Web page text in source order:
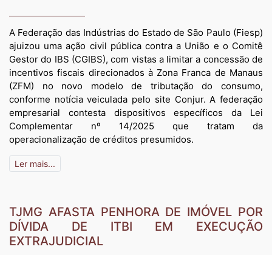
A Federação das Indústrias do Estado de São Paulo (Fiesp)
ajuizou uma ação civil pública contra a União e o Comitê
Gestor do IBS (CGIBS), com vistas a limitar a concessão de
incentivos fiscais direcionados à Zona Franca de Manaus
(ZFM) no novo modelo de tributação do consumo,
conforme notícia veiculada pelo site Conjur. A federação
empresarial contesta dispositivos específicos da Lei
Complementar nº 14/2025 que tratam da
operacionalização de créditos presumidos.
Ler mais...
TJMG AFASTA PENHORA DE IMÓVEL POR
DÍVIDA DE ITBI EM EXECUÇÃO
EXTRAJUDICIAL